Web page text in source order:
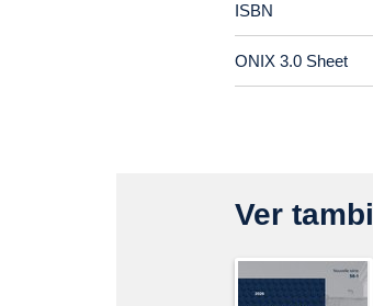
ISBN
ONIX 3.0 Sheet
Ver